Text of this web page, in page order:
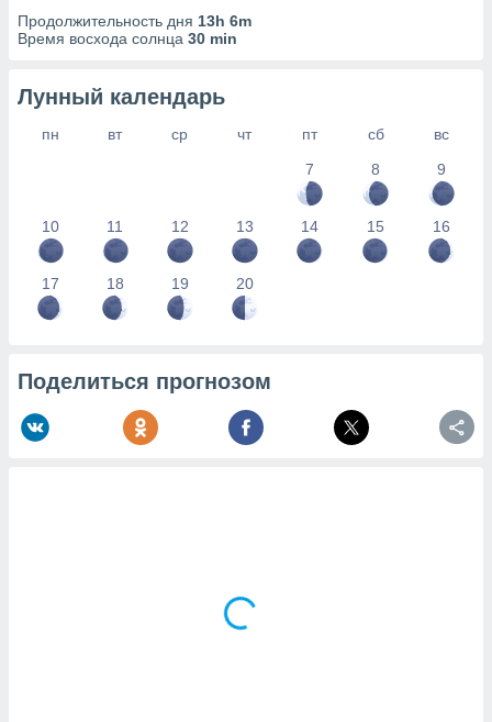
Продолжительность дня 13h 6m
Время восхода солнца 30 min
Лунный календарь
пн вт ср чт пт сб
вс
7
8 9
10 11 12 13 14 15 16
17 18 19 20
Поделиться прогнозом